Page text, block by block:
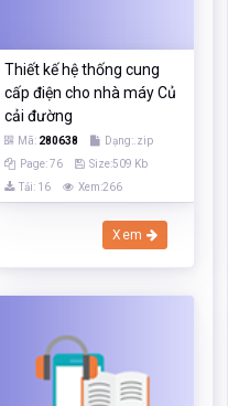
Thiết kế hệ thống cung
cấp điện cho nhà máy Củ
cải đường
Mã: 280638
Dạng:.zip
Page: 76
Size:509 Kb
Tải: 16
Xem:266
Xem